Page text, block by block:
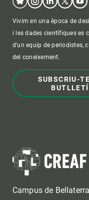
Vivim en una època de
i les dades científiques es
d'un equip de periodistes,
del coneixement.
SUBSCRIU-
BUTLLETÍ
Campus de